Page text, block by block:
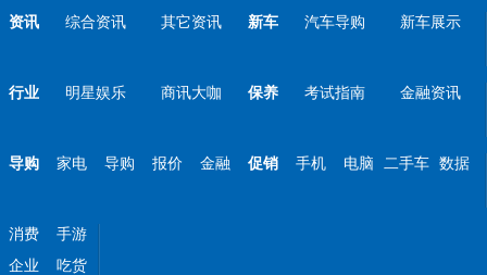
资讯 综合资讯 其它资讯 新车 汽车导购 新车展示
行业 明星娱乐 商讯大咖 保养 考试指南 金融资讯
导购 家电 导购 报价 金融 促销 手机 电脑 二手车 数据
消费
手游
企业
吃货